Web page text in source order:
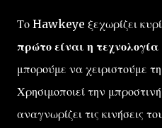
Το Hawkeye ξεχωρίζει
πρώτο είναι η
μπορούμε να χειριστούμε
Χρησιμοποιεί την
αναγνωρίζει τις κινήσεις